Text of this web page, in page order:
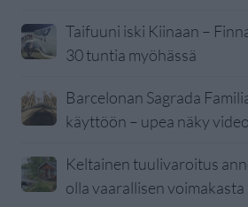
Taifuuni iski Kiinaan –
30 tuntia myöhässä
Barcelonan Sagrada
käyttöön – upea näky
Keltainen tuulivaroitus
olla vaarallisen voimakasta